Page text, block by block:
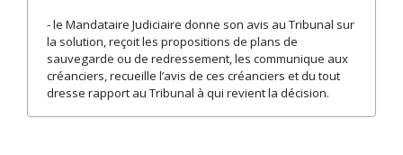
- le Mandataire Judiciaire donne son avis au Tribunal sur
la solution, reçoit les propositions de plans de
sauvegarde ou de redressement, les communique aux
créanciers, recueille l’avis de ces créanciers et du tout
dresse rapport au Tribunal à qui revient la décision.